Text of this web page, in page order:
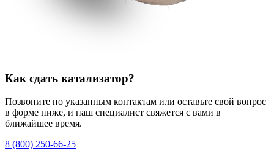
Как сдать катализатор?
Позвоните по указанным контактам или оставьте свой вопрос
в форме ниже, и наш специалист свяжется с вами в
ближайшее время.
8 (800) 250-66-25